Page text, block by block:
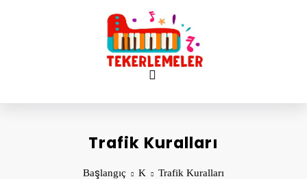
Trafik Kuralları
Başlangıç K Trafik Kuralları